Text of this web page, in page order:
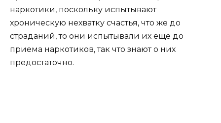
наркотики, поскольку испытывают
хроническую нехватку счастья, что же до
страданий, то они испытывали их еще до
приема наркотиков, так что знают о них
предостаточно.